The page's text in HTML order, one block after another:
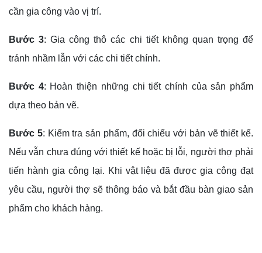
cần gia công vào vị trí.
Bước 3: Gia công thô các chi tiết không quan trọng để
tránh nhầm lẫn với các chi tiết chính.
Bước 4: Hoàn thiện những chi tiết chính của sản phẩm
dựa theo bản vẽ.
Bước 5: Kiểm tra sản phẩm, đối chiếu với bản vẽ thiết kế.
Nếu vẫn chưa đúng với thiết kế hoặc bị lỗi, người thợ phải
tiến hành gia công lại. Khi vật liệu đã được gia công đạt
yêu cầu, người thợ sẽ thông báo và bắt đầu bàn giao sản
phẩm cho khách hàng.